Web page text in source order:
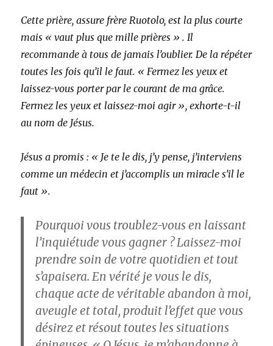
Cette prière, assure frère Ruotolo, est la plus courte
mais « vaut plus que mille prières » . Il
recommande à tous de jamais l’oublier. De la répéter
toutes les fois qu’il le faut. « Fermez les yeux et
laissez-vous porter par le courant de ma grâce.
Fermez les yeux et laissez-moi agir », exhorte-t-il
au nom de Jésus.
Jésus a promis : « Je te le dis, j’y pense, j’interviens
comme un médecin et j’accomplis un miracle s’il le
faut ».
Pourquoi vous troublez-vous en laissant
l’inquiétude vous gagner ? Laissez-moi
prendre soin de votre quotidien et tout
s’apaisera. En vérité je vous le dis,
chaque acte de véritable abandon à moi,
aveugle et total, produit l’effet que vous
désirez et résout toutes les situations